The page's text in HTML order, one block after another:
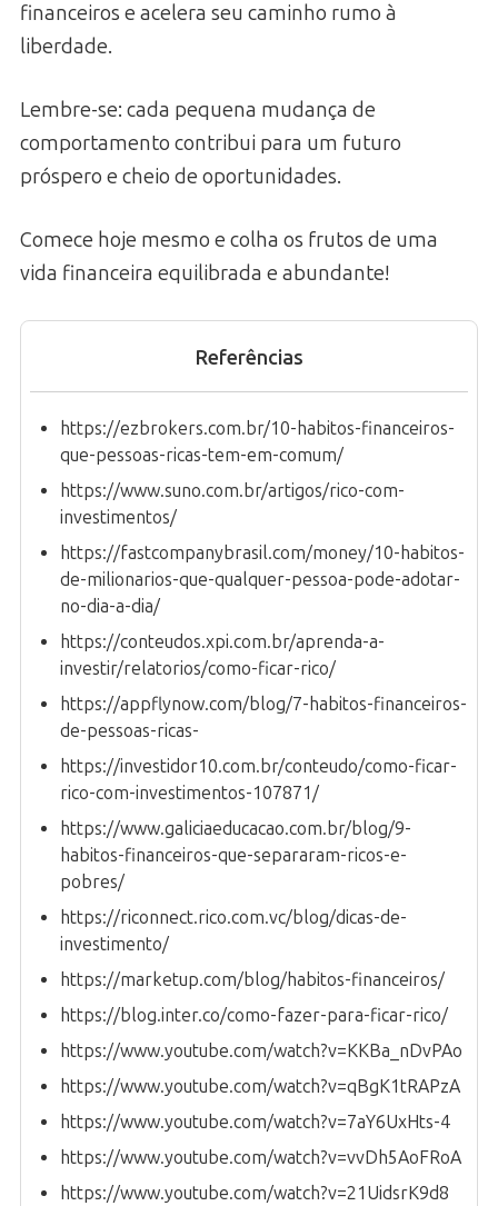
financeiros e acelera seu caminho rumo à
liberdade.
Lembre-se: cada pequena mudança de
comportamento contribui para um futuro
próspero e cheio de oportunidades.
Comece hoje mesmo e colha os frutos de uma
vida financeira equilibrada e abundante!
Referências
https://ezbrokers.com.br/10-habitos-financeiros-
que-pessoas-ricas-tem-em-comum/
https://www.suno.com.br/artigos/rico-com-
investimentos/
https://fastcompanybrasil.com/money/10-habitos-
de-milionarios-que-qualquer-pessoa-pode-adotar-
no-dia-a-dia/
https://conteudos.xpi.com.br/aprenda-a-
investir/relatorios/como-ficar-rico/
https://appflynow.com/blog/7-habitos-financeiros-
de-pessoas-ricas-
https://investidor10.com.br/conteudo/como-ficar-
rico-com-investimentos-107871/
https://www.galiciaeducacao.com.br/blog/9-
habitos-financeiros-que-separaram-ricos-e-
pobres/
https://riconnect.rico.com.vc/blog/dicas-de-
investimento/
https://marketup.com/blog/habitos-financeiros/
https://blog.inter.co/como-fazer-para-ficar-rico/
https://www.youtube.com/watch?v=KKBa_nDvPAo
https://www.youtube.com/watch?v=qBgK1tRAPzA
https://www.youtube.com/watch?v=7aY6UxHts-4
https://www.youtube.com/watch?v=vvDh5AoFRoA
https://www.youtube.com/watch?v=21UidsrK9d8